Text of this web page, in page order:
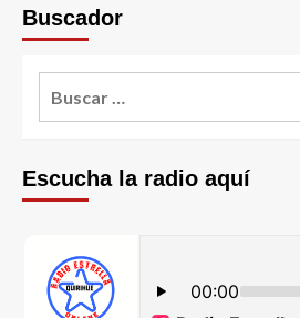
Buscador
Escucha la radio aquí